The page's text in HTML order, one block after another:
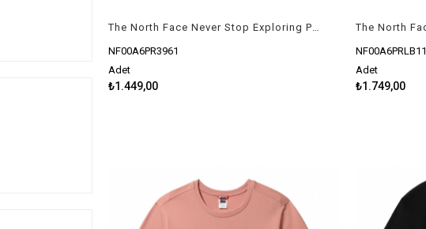
NF00A6PR3961
Adet
₺1.449,00
NF00A6PRLB11.
Adet
₺1.749,00